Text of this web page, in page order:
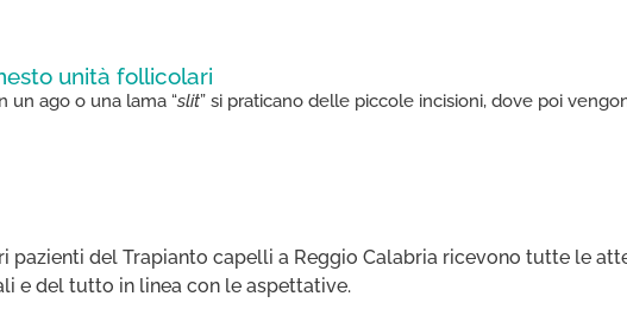
unità follicolari
un ago o una lama “slit” si praticano delle piccole incisioni, dove poi
pazienti del Trapianto capelli a Reggio Calabria ricevono tutte le
e del tutto in linea con le aspettative.